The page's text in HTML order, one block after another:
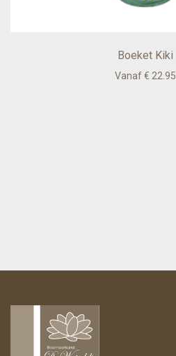
Boeket Kiki
Vanaf € 22.95